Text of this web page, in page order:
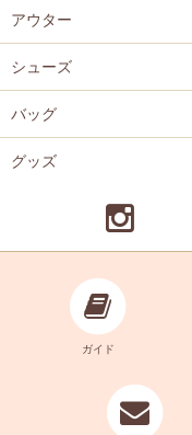
アウター
シューズ
バッグ
グッズ
ガイド